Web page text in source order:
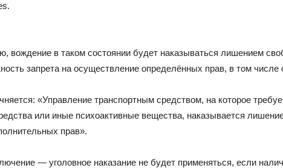
вождение в таком состоянии будет наказываться лишением
запрета на осуществление определённых прав, в том
«Управление транспортным средством, на которое
или иные психоактивные вещества, наказывается
прав».
— уголовное наказание не будет применяться, если